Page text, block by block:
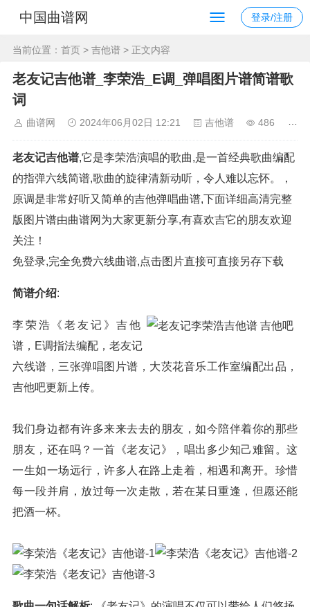
中国曲谱网 登录/注册
当前位置： 首页 > 吉他谱 > 正文内容
老友记吉他谱_李荣浩_E调_弹唱图片谱简谱歌
词
曲谱网 2024年06月02日 12:21 吉他谱 486
老友记吉他谱,它是李荣浩演唱的歌曲,是一首经典歌曲编配
的指弹六线简谱,​歌曲的旋律清新动听，令人难以忘怀。，
原调是非常好听又简单的吉他弹唱曲谱,下面详细高清完整
版图片谱由曲谱网为大家更新分享,有喜欢吉它的朋友欢迎
关注！
免登录,完全免费六线曲谱,点击图片直接可直接另存下载
简谱介绍:
李荣浩《老友记》吉他
谱，E调指法编配，老友记
六线谱，三张弹唱图片谱，大茨花音乐工作室编配出品，
吉他吧更新上传。
我们身边都有许多来来去去的朋友，如今陪伴着你的那些
朋友，还在吗？一首《老友记》，唱出多少知己难留。这
一生如一场远行，许多人在路上走着，相遇和离开。珍惜
每一段并肩，放过每一次走散，若在某日重逢，但愿还能
把酒一杯。